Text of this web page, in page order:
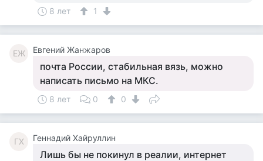
8 лет 1
ЕЖ Евгений Жанжаров
почта России, стабильная вязь, можно
написать письмо на МКС.
8 лет 0 0
ГХ Геннадий Хайруллин
Лишь бы не покинул в реалии, интернет